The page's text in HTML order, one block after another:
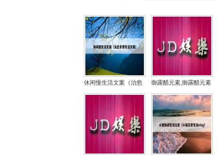
休闲慢生活文案（治愈
系慢生活文案）
御露醋元素,御露醋元素
醋白霜效果